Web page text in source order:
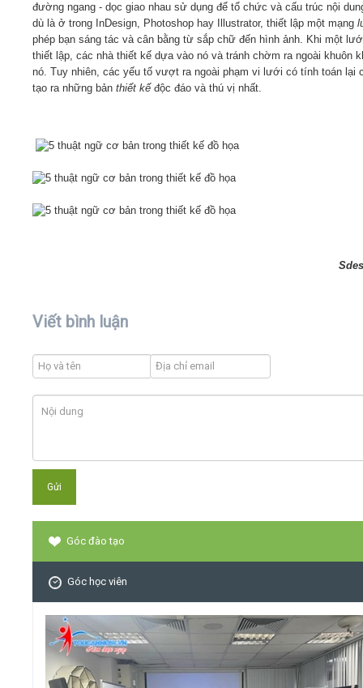
đường ngang - dọc giao nhau sử dụng để tổ chức và cấu trúc nội
dù là ở trong InDesign, Photoshop hay Illustrator, thiết lập một mạng
phép bạn sáng tác và cân bằng từ sắp chữ đến hình ảnh. Khi một
thiết lập, các nhà thiết kế dựa vào nó và tránh chờm ra ngoài khuôn
nó. Tuy nhiên, các yếu tố vượt ra ngoài phạm vi lưới có tính toán lại
tạo ra những bản thiết kế độc đáo và thú vị nhất.
Viết bình luận
Góc đào tạo
Góc học viên